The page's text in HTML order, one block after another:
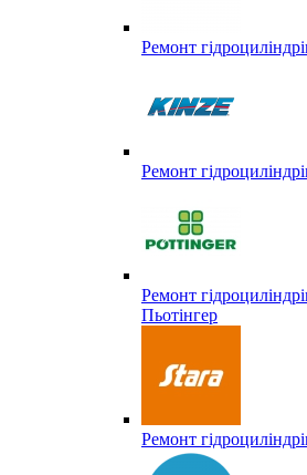
Ремонт
Ремонт
Ремонт
Пьотінгер
Ремонт